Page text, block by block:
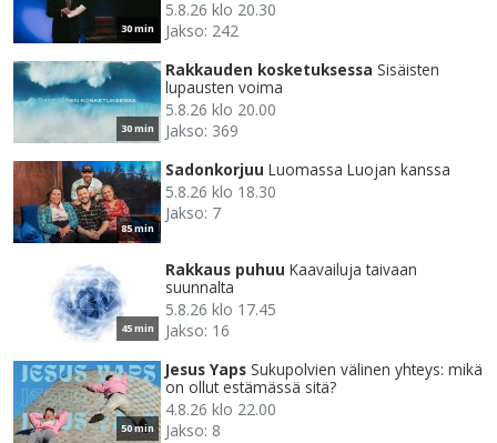
30 min
5.8.26 klo 20.30
Jakso: 242
30 min
Rakkauden kosketuksessa Sisäisten
lupausten voima
5.8.26 klo 20.00
Jakso: 369
85 min
Sadonkorjuu Luomassa Luojan kanssa
5.8.26 klo 18.30
Jakso: 7
45 min
Rakkaus puhuu Kaavailuja taivaan
suunnalta
5.8.26 klo 17.45
Jakso: 16
50 min
Jesus Yaps Sukupolvien välinen yhteys: mikä
on ollut estämässä sitä?
4.8.26 klo 22.00
Jakso: 8